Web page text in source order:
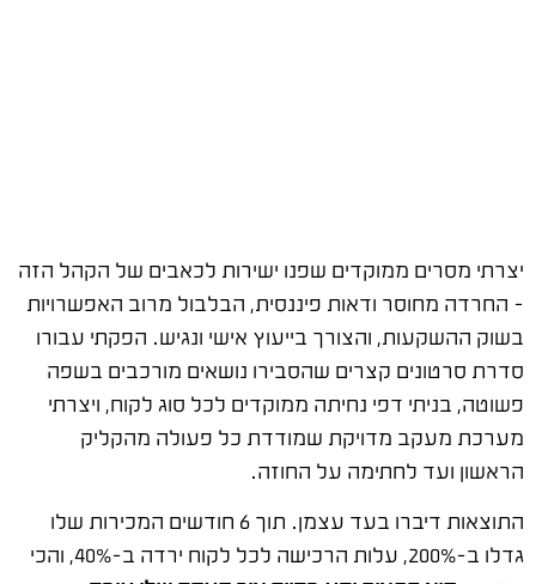
יצרתי מסרים ממוקדים שפנו ישירות לכאבים של הקהל הזה
– החרדה מחוסר ודאות פיננסית, הבלבול מרוב האפשרויות
בשוק ההשקעות, והצורך בייעוץ אישי ונגיש. הפקתי עבורו
סדרת סרטונים קצרים שהסבירו נושאים מורכבים בשפה
פשוטה, בניתי דפי נחיתה ממוקדים לכל סוג לקוח, ויצרתי
מערכת מעקב מדויקת שמודדת כל פעולה מהקליק
הראשון ועד לחתימה על החוזה.
התוצאות דיברו בעד עצמן. תוך 6 חודשים המכירות שלו
גדלו ב-200%, עלות הרכישה לכל לקוח ירדה ב-40%, והכי